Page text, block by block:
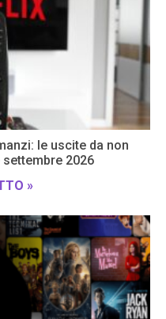
le uscite da non
2026
»